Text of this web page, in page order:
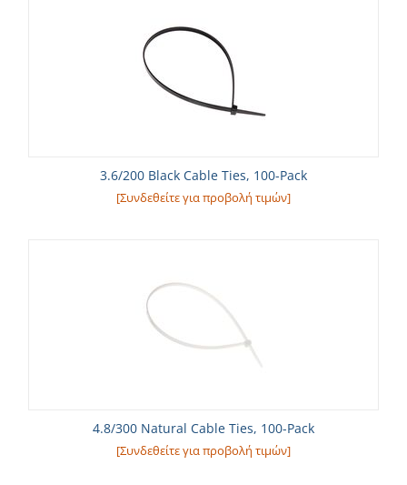
3.6/200 Black Cable Ties, 100-Pack
[Συνδεθείτε για προβολή τιμών]
4.8/300 Natural Cable Ties, 100-Pack
[Συνδεθείτε για προβολή τιμών]